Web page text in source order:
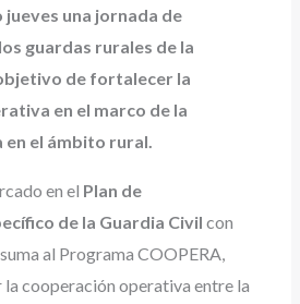
una jornada de
guardas rurales de la
de fortalecer la
en el marco de la
el ámbito rural.
en el Plan de
de la Guardia Civil con
al Programa COOPERA,
la cooperación operativa entre la